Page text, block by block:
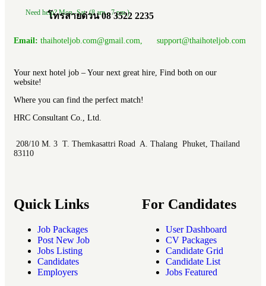
Need help? Mon.-Sat. (8 am.- 7 pm.)
โทรสายด่วน 08 3522 2235
Email: thaihoteljob.com@gmail.com, support@thaihoteljob.com
Your next hotel job – Your next great hire, Find both on our
website!
Where you can find the perfect match!
HRC Consultant Co., Ltd.
208/10 M. 3 T. Themkasattri Road A. Thalang Phuket, Thailand
83110
Quick Links
Job Packages
Post New Job
Jobs Listing
Candidates
Employers
For Candidates
User Dashboard
CV Packages
Candidate Grid
Candidate List
Jobs Featured